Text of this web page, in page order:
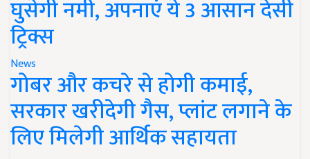
घुसेगी नमी, अपनाएं ये 3 आसान देसी
ट्रिक्स
News
गोबर और कचरे से होगी कमाई,
सरकार खरीदेगी गैस, प्लांट लगाने के
लिए मिलेगी आर्थिक सहायता